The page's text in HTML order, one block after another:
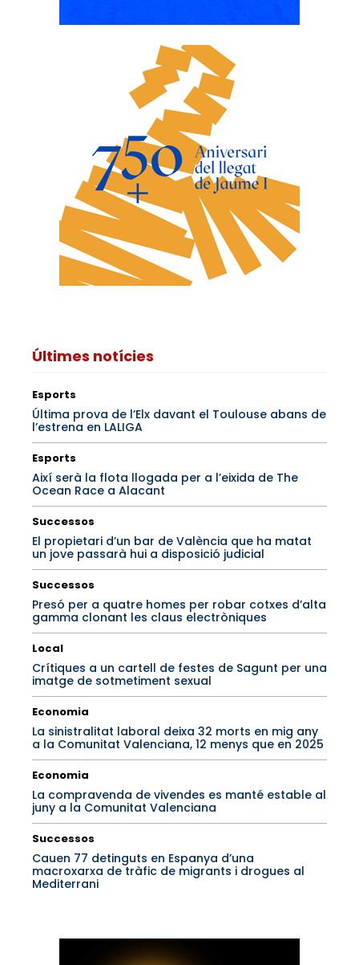
Últimes notícies
Esports
Última prova de l’Elx davant el Toulouse abans de
l’estrena en LALIGA
Esports
Així serà la flota llogada per a l’eixida de The
Ocean Race a Alacant
Successos
El propietari d’un bar de València que ha matat
un jove passarà hui a disposició judicial
Successos
Presó per a quatre homes per robar cotxes d’alta
gamma clonant les claus electròniques
Local
Crítiques a un cartell de festes de Sagunt per una
imatge de sotmetiment sexual
Economia
La sinistralitat laboral deixa 32 morts en mig any
a la Comunitat Valenciana, 12 menys que en 2025
Economia
La compravenda de vivendes es manté estable al
juny a la Comunitat Valenciana
Successos
Cauen 77 detinguts en Espanya d’una
macroxarxa de tràfic de migrants i drogues al
Mediterrani